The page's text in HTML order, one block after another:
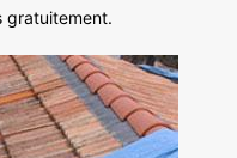
gratuitement.